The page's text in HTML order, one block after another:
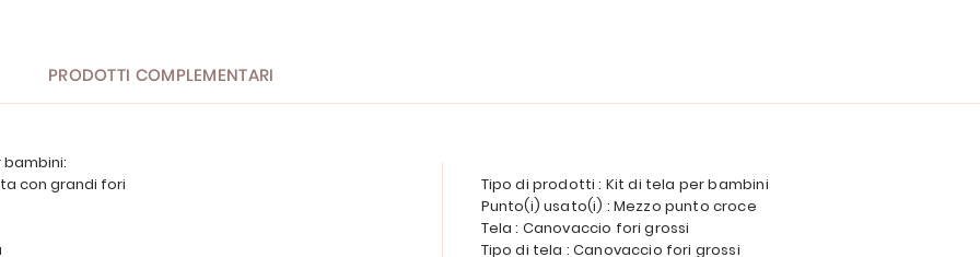
PRODOTTI COMPLEMENTARI
con grandi fori
Tipo di prodotti : Kit di tela per bambini
Punto(i) usato(i) : Mezzo punto croce
Tela : Canovaccio fori grossi
Tipo di tela : Canovaccio fori grossi